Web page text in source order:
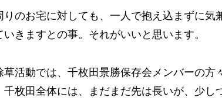
りのお宅に対しても、一人で抱え込まずに気
きますとの事。それがいいと思います。
草活動では、千枚田景勝保存会メンバーの
枚田全体には、まだまだ先は長いが、少し